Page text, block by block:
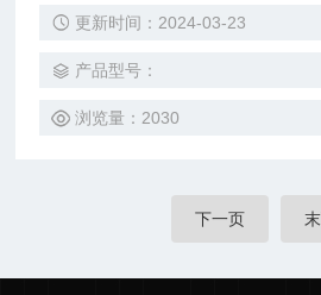
10万小时，免除了频繁换灯泡的现像。
更新时间：2024-03-23
产品型号：
浏览量：2030
下一页